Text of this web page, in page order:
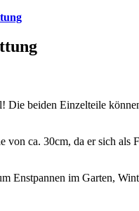
beiden Einzelteile
ca. 30cm, da er sich als
Enstpannen im Garten,